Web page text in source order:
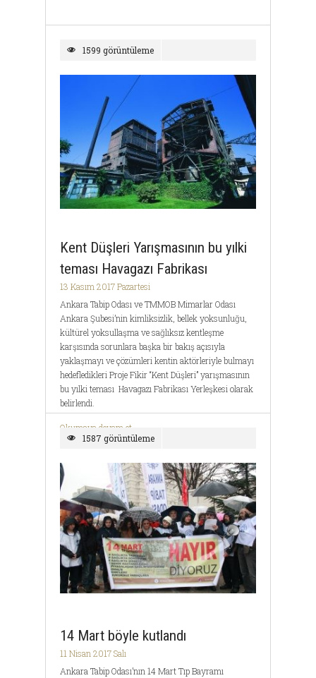
1599 görüntüleme
Kent Düşleri Yarışmasının bu yılki
teması Havagazı Fabrikası
13 Kasım 2017 Pazartesi
Ankara Tabip Odası ve TMMOB Mimarlar Odası
Ankara Şubesi’nin kimliksizlik, bellek yoksunluğu,
kültürel yoksullaşma ve sağlıksız kentleşme
karşısında sorunlara başka bir bakış açısıyla
yaklaşmayı ve çözümleri kentin aktörleriyle bulmayı
hedefledikleri Proje Fikir “Kent Düşleri” yarışmasının
bu yılki teması Havagazı Fabrikası Yerleşkesi olarak
belirlendi.
Okumaya devam et ...
1587 görüntüleme
14 Mart böyle kutlandı
11 Nisan 2017 Salı
Ankara Tabip Odası’nın 14 Mart Tıp Bayramı